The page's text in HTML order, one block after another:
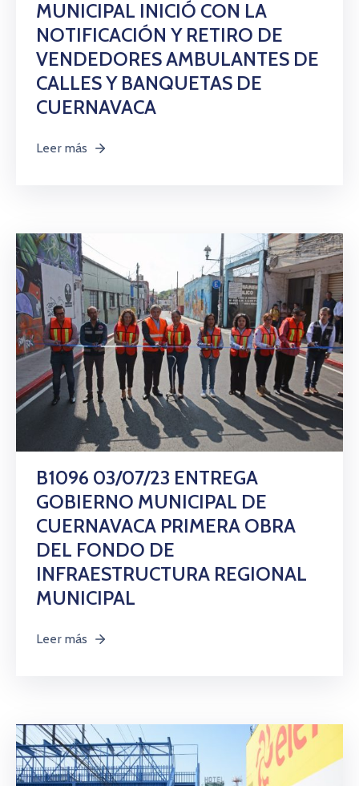
MUNICIPAL INICIÓ CON LA
NOTIFICACIÓN Y RETIRO DE
VENDEDORES AMBULANTES DE
CALLES Y BANQUETAS DE
CUERNAVACA
Leer más
B1096 03/07/23 ENTREGA
GOBIERNO MUNICIPAL DE
CUERNAVACA PRIMERA OBRA
DEL FONDO DE
INFRAESTRUCTURA REGIONAL
MUNICIPAL
Leer más